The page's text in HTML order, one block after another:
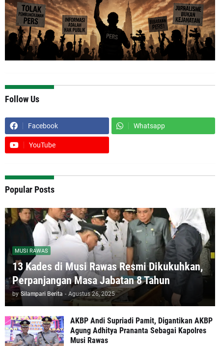
Follow Us
Facebook Whatsapp
YouTube
Popular Posts
MUSI RAWAS
13 Kades di Musi Rawas Resmi Dikukuhkan,
Perpanjangan Masa Jabatan 8 Tahun
by Silampari Berita - Agustus 26, 2025
AKBP Andi Supriadi Pamit, Digantikan AKBP
Agung Adhitya Prananta Sebagai Kapolres
Musi Rawas